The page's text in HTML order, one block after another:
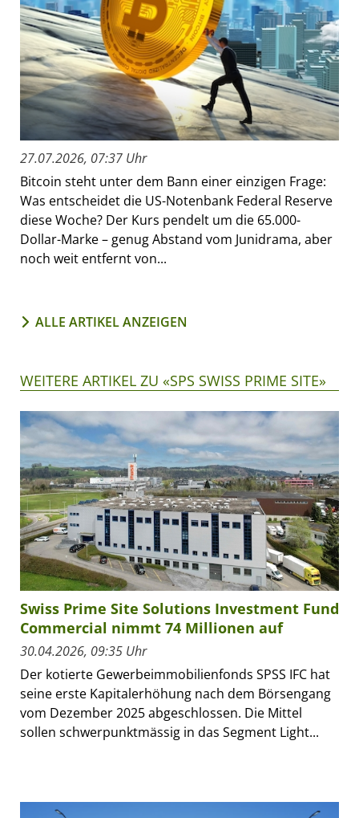
27.07.2026, 07:37 Uhr
Bitcoin steht unter dem Bann einer einzigen Frage:
Was entscheidet die US-Notenbank Federal Reserve
diese Woche? Der Kurs pendelt um die 65.000-
Dollar-Marke – genug Abstand vom Junidrama, aber
noch weit entfernt von...
ALLE ARTIKEL ANZEIGEN
WEITERE ARTIKEL ZU «SPS SWISS PRIME SITE»
Swiss Prime Site Solutions Investment Fund
Commercial nimmt 74 Millionen auf
30.04.2026, 09:35 Uhr
Der kotierte Gewerbeimmobilienfonds SPSS IFC hat
seine erste Kapitalerhöhung nach dem Börsengang
vom Dezember 2025 abgeschlossen. Die Mittel
sollen schwerpunktmässig in das Segment Light...